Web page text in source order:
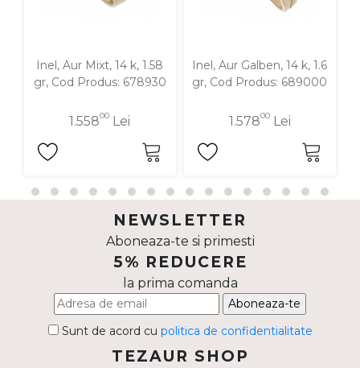
Inel, Aur Mixt, 14 k, 1.58
gr, Cod Produs: 678930
1.55800 Lei
Inel, Aur Galben, 14 k, 1.6
gr, Cod Produs: 689000
1.57800Lei
NEWSLETTER
Aboneaza-te si primesti
5% REDUCERE
la prima comanda
Aboneaza-te
Sunt de acord cu politica de confidentialitate
TEZAUR SHOP